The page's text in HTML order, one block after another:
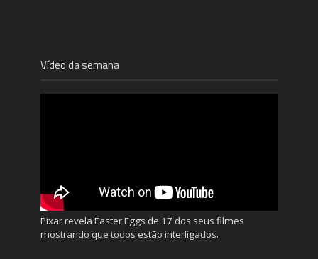
Vídeo da semana
Pixar revela Easter Eggs de 17 dos seus filmes
mostrando que todos estão interligados.